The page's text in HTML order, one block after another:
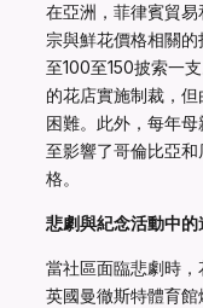
在亞洲，菲律賓貿
宗與鮮花價格相關
至100至150披索一
的花店實施制裁，
困難。此外，每年
至影響了哥倫比亞
格。
悲劇與紀念活動中的
當社區面臨悲劇時
英國曼徹斯特體育